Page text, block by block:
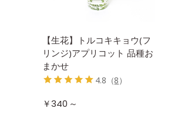
【生花】トルコキキョウ(フ
リンジ)アプリコット 品種お
まかせ
4.8 （8）
￥340 ～